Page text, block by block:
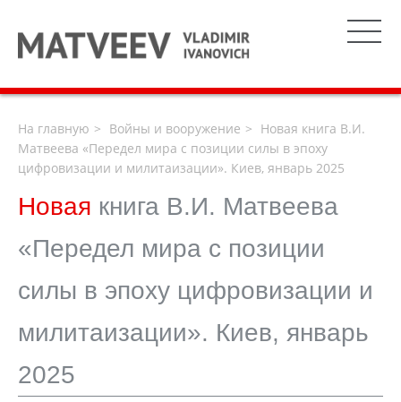
На главную Войны и вооружение
Новая книга В.И.
Матвеева «Передел мира с позиции силы в эпоху
цифровизации и милитаизации». Киев, январь 2025
Новая книга В.И. Матвеева
«Передел мира с позиции
силы в эпоху цифровизации и
милитаизации». Киев, январь
2025